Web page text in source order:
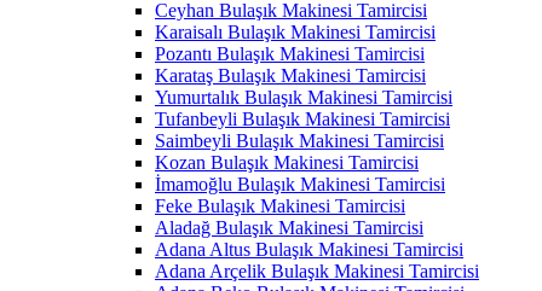
Ceyhan Bulaşık Makinesi Tamircisi
Karaisalı Bulaşık Makinesi Tamircisi
Pozantı Bulaşık Makinesi Tamircisi
Karataş Bulaşık Makinesi Tamircisi
Yumurtalık Bulaşık Makinesi Tamircisi
Tufanbeyli Bulaşık Makinesi Tamircisi
Saimbeyli Bulaşık Makinesi Tamircisi
Kozan Bulaşık Makinesi Tamircisi
İmamoğlu Bulaşık Makinesi Tamircisi
Feke Bulaşık Makinesi Tamircisi
Aladağ Bulaşık Makinesi Tamircisi
Adana Altus Bulaşık Makinesi Tamircisi
Adana Arçelik Bulaşık Makinesi Tamircisi